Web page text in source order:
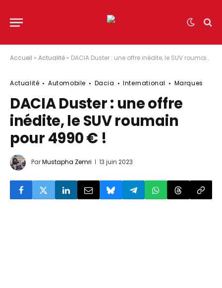
Accueil » Actualité » DACIA Duster : une offre inédite, le SUV roumain pour 4990 € !
Actualité Automobile Dacia International Marques
DACIA Duster : une offre
inédite, le SUV roumain
pour 4990 € !
ParMustapha Zemri 13 juin 2023